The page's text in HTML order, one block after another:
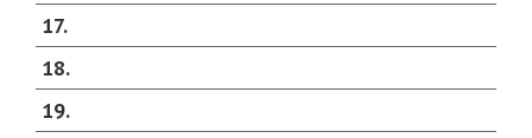
17
18
19